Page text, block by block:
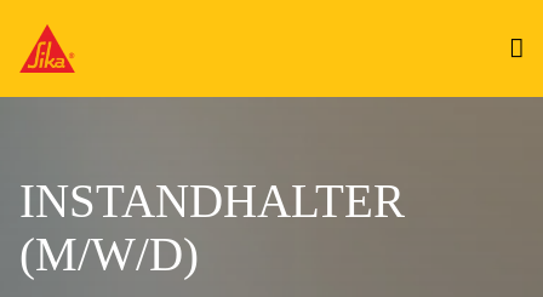
INSTANDHALTER
(M/W/D)